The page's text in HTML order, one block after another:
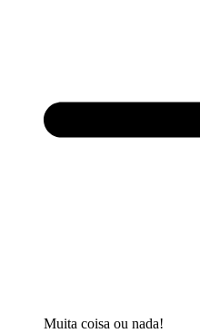
Muita coisa ou nada!